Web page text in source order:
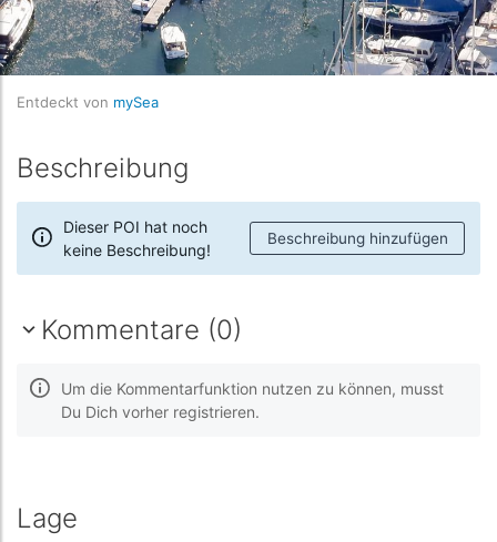
Entdeckt von mySea
Beschreibung
Dieser POI hat noch
keine Beschreibung!
Beschreibung hinzufügen
Kommentare (0)
Um die Kommentarfunktion nutzen zu können, musst
Du Dich vorher registrieren.
Lage